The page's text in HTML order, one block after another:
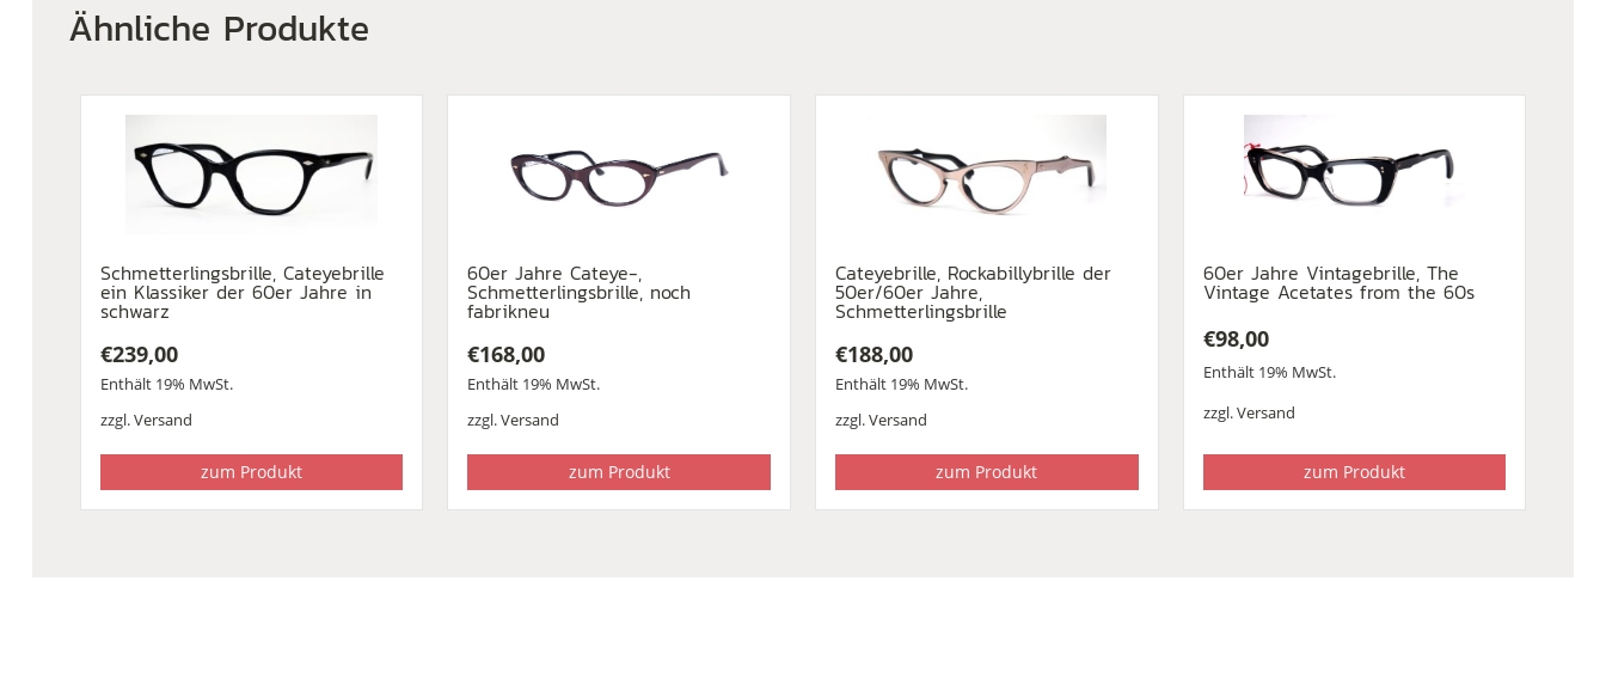
Ähnliche Produkte
Schmetterlingsbrille, Cateyebrille
ein Klassiker der 60er Jahre in
schwarz
€239,00
Enthält 19% MwSt.
zzgl.Versand
zum Produkt
60er Jahre Cateye-,
Schmetterlingsbrille, noch
fabrikneu
€168,00
Enthält 19% MwSt.
zzgl.Versand
zum Produkt
Cateyebrille, Rockabillybrille der
50er/60er Jahre,
Schmetterlingsbrille
€188,00
Enthält 19% MwSt.
zzgl.Versand
zum Produkt
60er Jahre Vintagebrille, The
Vintage Acetates from the 60s
€98,00
Enthält 19% MwSt.
zzgl.Versand
zum Produkt